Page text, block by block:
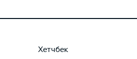
Хетчбек